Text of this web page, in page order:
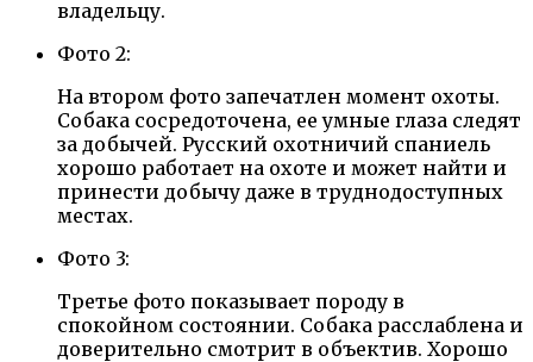
владельцу.
Фото 2:
На втором фото запечатлен момент охоты.
Собака сосредоточена, ее умные глаза следят
за добычей. Русский охотничий спаниель
хорошо работает на охоте и может найти и
принести добычу даже в труднодоступных
местах.
Фото 3:
Третье фото показывает породу в
спокойном состоянии. Собака расслаблена и
доверительно смотрит в объектив. Хорошо